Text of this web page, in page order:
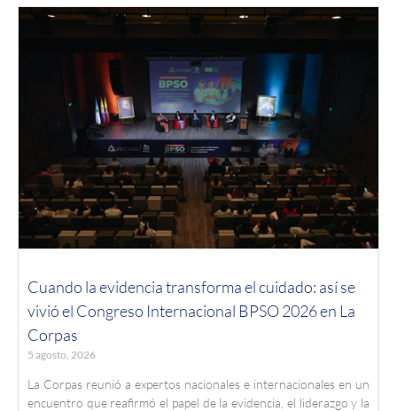
Cuando la evidencia transforma el cuidado: así se
vivió el Congreso Internacional BPSO 2026 en La
Corpas
5 agosto, 2026
La Corpas reunió a expertos nacionales e internacionales en un
encuentro que reafirmó el papel de la evidencia, el liderazgo y la